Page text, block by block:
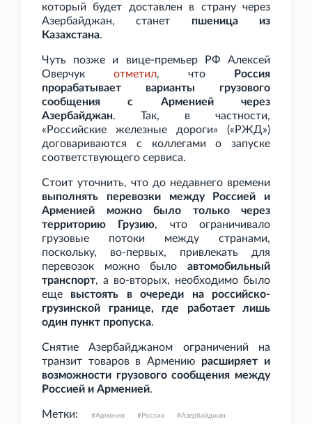
который будет доставлен в страну через
Азербайджан, станет пшеница из
Казахстана.
Чуть позже и вице-премьер РФ Алексей
Оверчук отметил, что
Россия
прорабатывает варианты грузового
сообщения с Арменией через
Азербайджан. Так, в частности,
«Российские железные дороги» («РЖД»)
договариваются с коллегами о запуске
соответствующего сервиса.
Стоит уточнить, что до недавнего времени
выполнять перевозки между Россией и
Арменией можно было только через
территорию Грузию, что ограничивало
грузовые потоки между странами,
поскольку, во-первых, привлекать для
перевозок можно было автомобильный
транспорт, а во-вторых, необходимо было
еще выстоять в очереди на российско-
грузинской границе, где работает лишь
один пункт пропуска.
Снятие Азербайджаном ограничений на
транзит товаров в Армению расширяет и
возможности грузового сообщения между
Россией и Арменией.
Метки: Армения Россия Азербайджан